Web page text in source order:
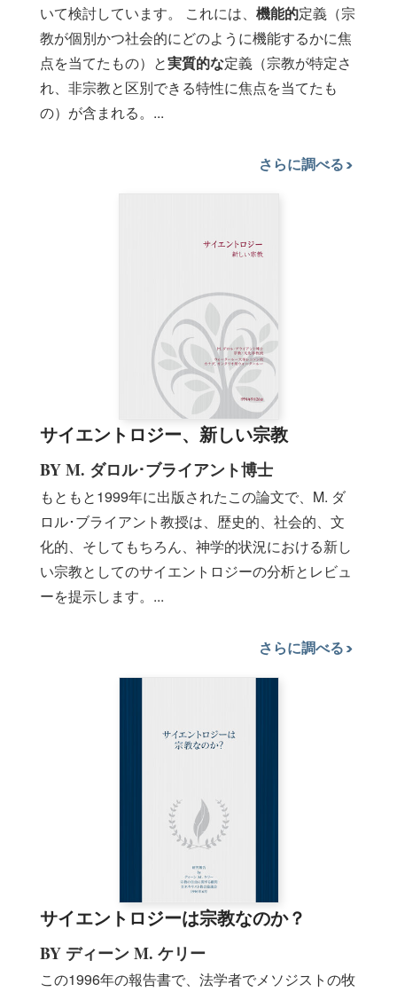
いて検討しています。
これには、 機能的定義（宗
教が個別かつ社会的にどのように機能するかに焦
点を当てたもの）と実質的な定義（宗教が特定さ
れ、非宗教と区別できる特性に焦点を当てたも
の）が含まれる。 ...
さらに調べる
サイエントロジー、新しい宗教
BY M. ダロル･ブライアント博士
もともと1999年に出版されたこの論文で、M. ダ
ロル･ブライアント教授は、歴史的、社会的、文
化的、そしてもちろん、神学的状況における新し
い宗教としてのサイエントロジーの分析とレビュ
ーを提示します。...
さらに調べる
サイエントロジーは宗教なのか？
BY ディーン M. ケリー
この1996年の報告書で、法学者でメソジストの牧